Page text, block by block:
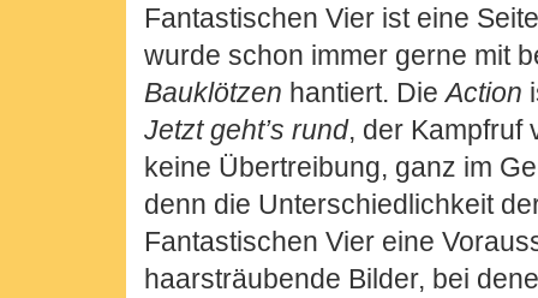
Fantastischen Vier ist eine
wurde schon immer gerne mit
Bauklötzen hantiert. DieAction
Jetzt geht’s rund, der Kampfruf
keine Übertreibung, ganz im
denn die Unterschiedlichkeit
Fantastischen Vier eine
haarsträubende Bilder, bei